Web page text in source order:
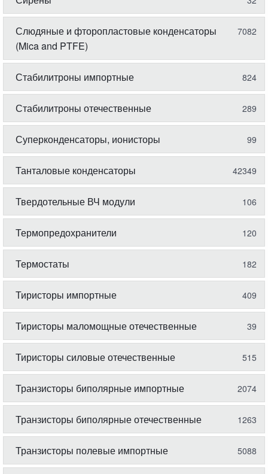
Слюдяные и фторопластовые конденсаторы
(Mica and PTFE)
7082
Стабилитроны импортные 824
Стабилитроны отечественные 289
Суперконденсаторы, ионисторы 99
Танталовые конденсаторы 42349
Твердотельные ВЧ модули 106
Термопредохранители 120
Термостаты 182
Тиристоры импортные 409
Тиристоры маломощные отечественные 39
Тиристоры силовые отечественные 515
Транзисторы биполярные импортные 2074
Транзисторы биполярные отечественные 1263
Транзисторы полевые импортные 5088